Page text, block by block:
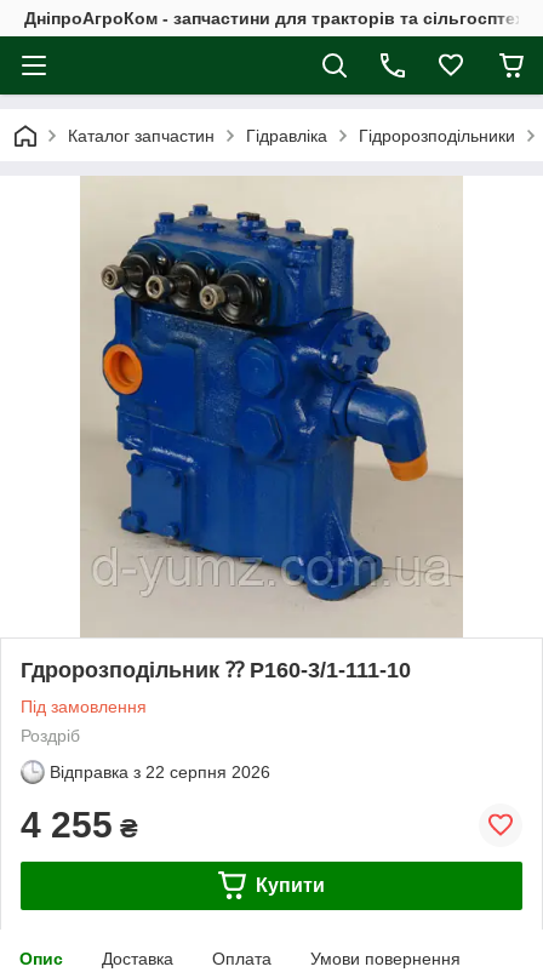
ДніпроАгроКом - запчастини для тракторів та
Каталог запчастин Гідравліка Гідророзподільники
Гдророзподільник ⁇ Р160-3/1-111-10
Під замовлення
Роздріб
Відправка з 22 серпня 2026
4 255 ₴
Купити
Опис Доставка Оплата Умови повернення